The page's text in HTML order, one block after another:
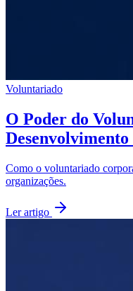
Voluntariado
O Poder do
Como o voluntariado
organizações.
Ler artigo